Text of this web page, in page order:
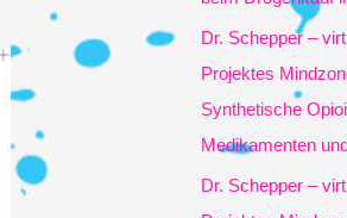
Dr. Schepper –
Projektes
Synthetische
Medikamenten
Dr. Schepper –